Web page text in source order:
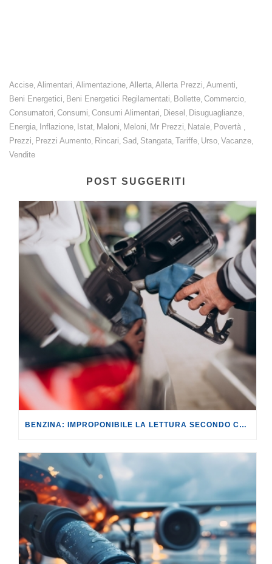
Accise, Alimentari, Alimentazione, Allerta, Allerta Prezzi, Aumenti,
Beni Energetici, Beni Energetici Regilamentati, Bollette, Commercio,
Consumatori, Consumi, Consumi Alimentari, Diesel , Disuguaglianze,
Energia, Inflazione, Istat, Maloni, Meloni, Mr Prezzi, Natale, Povertà ,
Prezzi, Prezzi Aumento, Rincari, Sad, Stangata, Tariffe, Urso, Vacanze,
Vendite
POST SUGGERITI
BENZINA: IMPROPONIBILE LA LETTURA SECONDO CUI PROROGARE IL TAGLIO DELLE ACCISE SIGNIFICA TASSARE TUTTI I CITTADINI.